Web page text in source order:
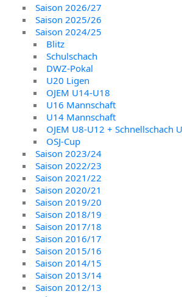
Saison 2026/27
Saison 2025/26
Saison 2024/25
Blitz
Schulschach
DWZ-Pokal
U20 Ligen
OJEM U14-U18
U16 Mannschaft
U14 Mannschaft
OJEM U8-U12 + Schnellschach
OSJ-Cup
Saison 2023/24
Saison 2022/23
Saison 2021/22
Saison 2020/21
Saison 2019/20
Saison 2018/19
Saison 2017/18
Saison 2016/17
Saison 2015/16
Saison 2014/15
Saison 2013/14
Saison 2012/13